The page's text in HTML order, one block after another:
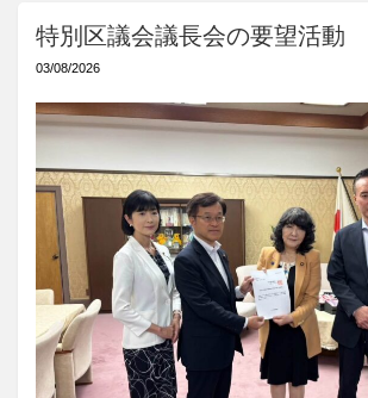
特別区議会議長会の要望活動
03/08/2026